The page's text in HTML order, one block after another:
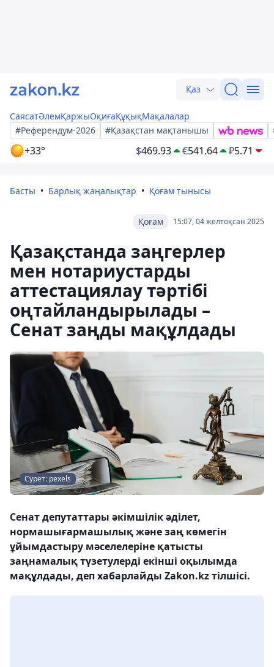
Қаз
СаясатӘлемҚаржыОқиғаҚұқықМақалалар
#Референдум-2026
#Қазақстан мақтанышы
+33° $469.93 €541.64 ₽5.71
Басты Барлық жаңалықтар Қоғам тынысы
15:07, 04 желтоқсан 2025
Қоғам
Қазақстанда заңгерлер
мен нотариустарды
аттестациялау тәртібі
оңтайландырылады –
Сенат заңды мақұлдады
Сурет: pexels
Сенат депутаттары әкімшілік әділет,
нормашығармашылық және заң көмегін
ұйымдастыру мәселелеріне қатысты
заңнамалық түзетулерді екінші оқылымда
мақұлдады, деп хабарлайды Zakon.kz тілшісі.